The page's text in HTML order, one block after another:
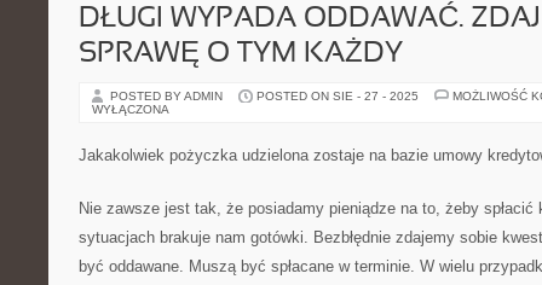
DŁUGI WYPADA ODDAWAĆ.
SPRAWĘ O TYM KAŻDY
POSTED BY ADMIN POSTED ON SIE - 27 - 2025
MOŻLIWOŚĆ
WYŁĄCZONA
Jakakolwiek pożyczka udzielona zostaje na bazie umowy
Nie zawsze jest tak, że posiadamy pieniądze na to, żeby spłacić
sytuacjach brakuje nam gotówki. Bezbłędnie zdajemy sobie
być oddawane. Muszą być spłacane w terminie. W wielu